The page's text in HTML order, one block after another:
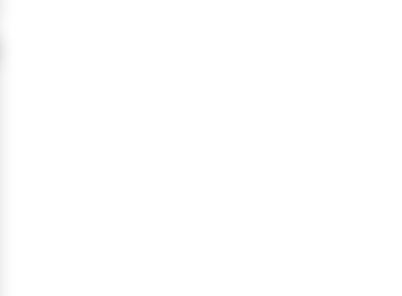
a kedvencekhez